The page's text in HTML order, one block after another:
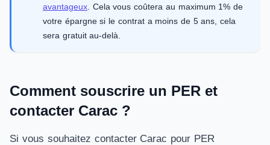
avantageux . Cela vous coûtera au maximum 1% de
votre épargne si le contrat a moins de 5 ans, cela
sera gratuit au-delà.
Comment souscrire un PER et
contacter Carac ?
Si vous souhaitez contacter Carac pour PER